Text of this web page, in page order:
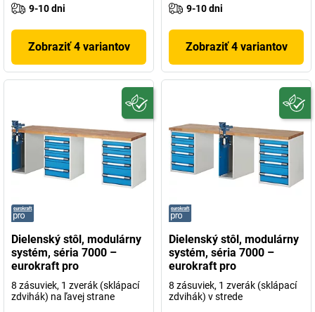
9-10 dni
Zobraziť 4 variantov
9-10 dni
Zobraziť 4 variantov
Dielenský stôl, modulárny
systém, séria 7000 –
eurokraft pro
8 zásuviek, 1 zverák (sklápací
zdvihák) na ľavej strane
Dielenský stôl, modulárny
systém, séria 7000 –
eurokraft pro
8 zásuviek, 1 zverák (sklápací
zdvihák) v strede